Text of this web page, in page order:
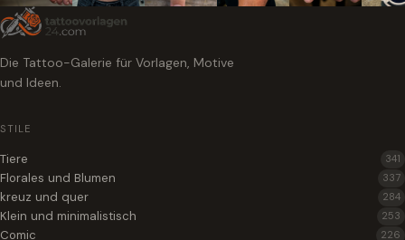
Die Tattoo-Galerie für Vorlagen, Motive
und Ideen.
STILE
Tiere 341
Florales und Blumen 337
kreuz und quer 284
Klein und minimalistisch 253
Comic 226